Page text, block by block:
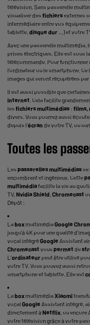
télévision. Sans passerelle
visualiser des fichiersexternes
intermédiaire entre vos
tablette, disque dur …) et votre
Avec une passerelle multimédia,
prises électriques. Elle est sous
télécommande. Pour
l’ordinateur ou le smartphone.
images qui seront récupérées par
Il est aussi possible que
internet. Cela facilite
les fichiers multimédias : films,
divers. Vous pourrez aussi
depuis l’écran de votre TV, ou
Toutes les
Les passerelles multimédiasse
encombrant et ingénieux. Cette
multimédiafacilite la vie au
TV, Nvidia Shield, Chromecast
Dépôt :
Labox multimédiaGoogle
jusqu’à 4K pour une qualité
vocal intégréGoogle Assistant
Chromecast vous permet de
L'ordinateur peut être utilisé
votre TV. Vous pouvez aussi
smartphone ettablette. Elle est
Labox multimédiaXiaomi
vocal Google Assistant intégré,
directement àNetflix, ou encore
votre télévision grâce à votre